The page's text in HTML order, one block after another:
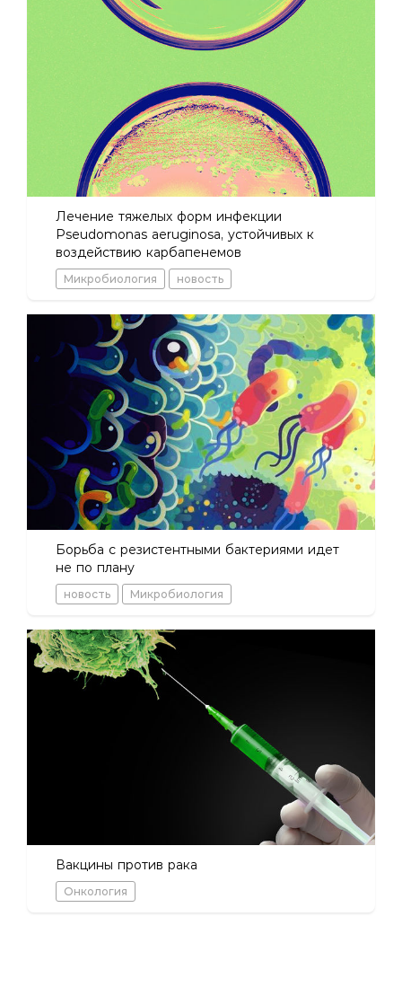
Лечение тяжелых форм инфекции
Pseudomonas aeruginosa, устойчивых к
воздействию карбапенемов
Микробиология новость
Борьба с резистентными бактериями идет
не по плану
новость Микробиология
Вакцины против рака
Онкология